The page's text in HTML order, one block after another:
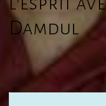
Damdul